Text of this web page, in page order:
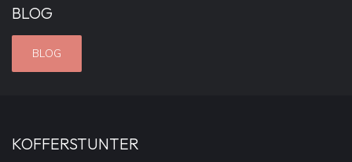
BLOG
BLOG
KOFFERSTUNTER